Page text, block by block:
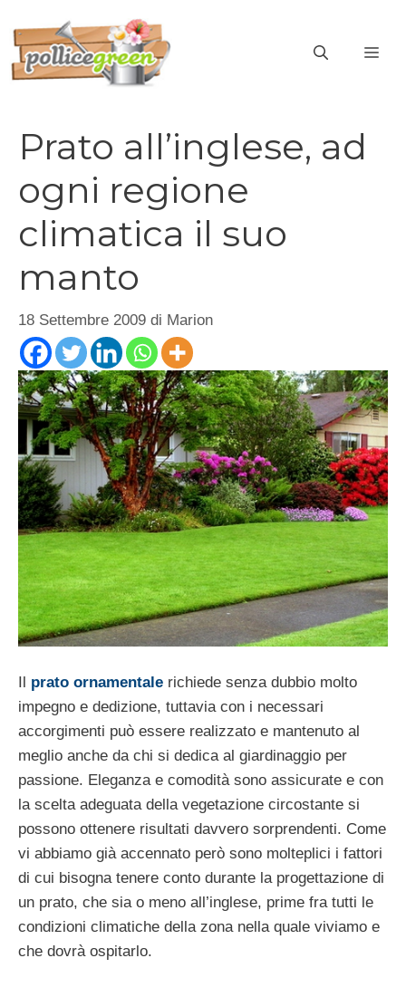
contenuto
Prato all’inglese, ad
ogni regione
climatica il suo
manto
18 Settembre 2009 di Marion
Il prato ornamentale richiede senza dubbio molto
impegno e dedizione, tuttavia con i necessari
accorgimenti può essere realizzato e mantenuto al
meglio anche da chi si dedica al giardinaggio per
passione. Eleganza e comodità sono assicurate e con
la scelta adeguata della vegetazione circostante si
possono ottenere risultati davvero sorprendenti. Come
vi abbiamo già accennato però sono molteplici i fattori
di cui bisogna tenere conto durante la progettazione di
un prato, che sia o meno all’inglese, prime fra tutti le
condizioni climatiche della zona nella quale viviamo e
che dovrà ospitarlo.